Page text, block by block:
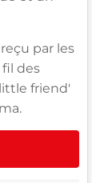
par les
des
friend'